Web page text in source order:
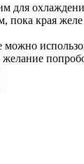
для
края